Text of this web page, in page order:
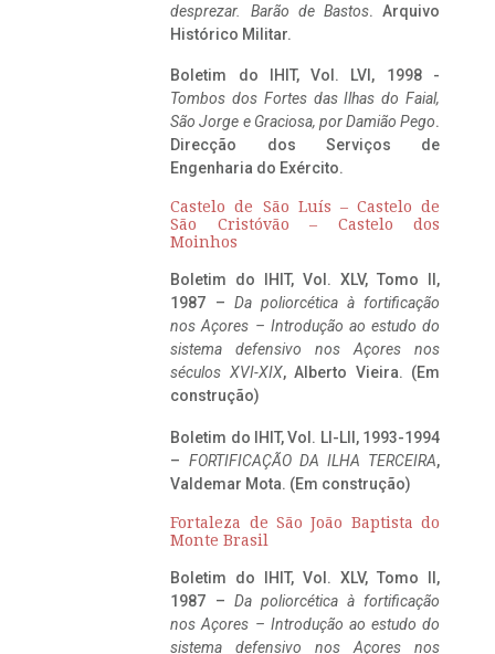
desprezar. Barão de Bastos. Arquivo
Histórico Militar.
Boletim do IHIT, Vol. LVI, 1998 -
Tombos dos Fortes das Ilhas do Faial,
São Jorge e Graciosa, por Damião Pego.
Direcção dos Serviços de
Engenharia do Exército.
Castelo de São Luís – Castelo de
São Cristóvão – Castelo dos
Moinhos
Boletim do IHIT, Vol. XLV, Tomo II,
1987 – Da poliorcética à fortificação
nos Açores – Introdução ao estudo do
sistema defensivo nos Açores nos
séculos XVI-XIX, Alberto Vieira. (Em
construção)
Boletim do IHIT, Vol. LI-LII, 1993-1994
– FORTIFICAÇÃO DA ILHA TERCEIRA,
Valdemar Mota. (Em construção)
Fortaleza de São João Baptista do
Monte Brasil
Boletim do IHIT, Vol. XLV, Tomo II,
1987 – Da poliorcética à fortificação
nos Açores – Introdução ao estudo do
sistema defensivo nos Açores nos